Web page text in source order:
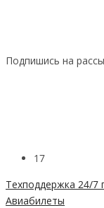
Подпишись на
17
Техподдержка 24/7
Авиабилеты